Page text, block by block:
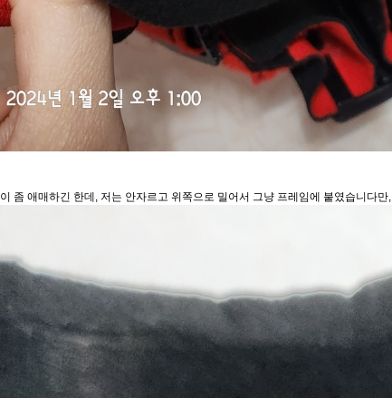
좀 애매하긴 한데, 저는 안자르고 위쪽으로 밀어서 그냥 프레임에 붙였습니다만,